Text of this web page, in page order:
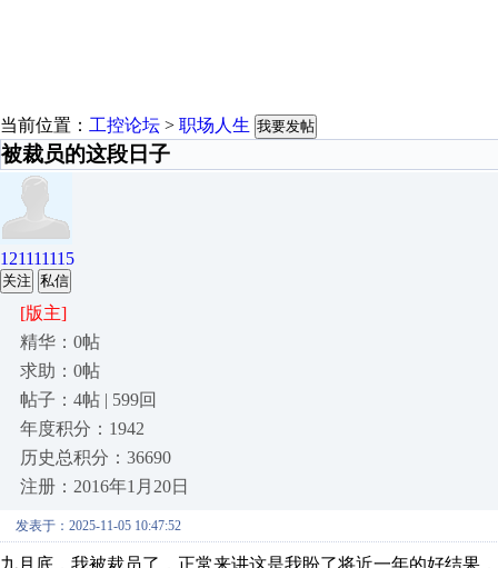
当前位置： 工控论坛 > 职场人生 我要发帖
被裁员的这段日子
121111115
关注 私信
[版主]
精华：0帖
求助：0帖
帖子：4帖 | 599回
年度积分：1942
历史总积分：36690
注册：2016年1月20日
发表于：2025-11-05 10:47:52
九月底，我被裁员了，正常来讲这是我盼了将近一年的好结果